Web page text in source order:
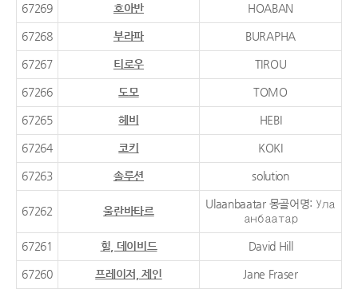
67269 호아반 HOABAN
67268 부라파 BURAPHA
67267 티로우 TIROU
67266 도모 TOMO
67265 헤비 HEBI
67264 코키 KOKI
67263 솔루션 solution
67262 울란바타르
Ulaanbaatar 몽골어명: Ула
анбаатар
67261 힐, 데이비드 David Hill
67260 프레이저, 제인 Jane Fraser